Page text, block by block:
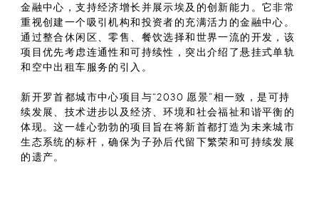
金融中心，支持经济增长并展示埃及的创新能力。它非常
重视创建一个吸引机构和投资者的充满活力的金融中心。
通过整合休闲区、零售、餐饮选择和世界一流的开发，该
项目优先考虑连通性和可持续性，突出介绍了悬挂式单轨
和空中出租车服务的引入。
新开罗首都城市中心项目与“2030 愿景”相一致，是可持
续发展、技术进步以及经济、环境和社会福祉和谐平衡的
体现。这一雄心勃勃的项目旨在将新首都打造为未来城市
生态系统的标杆，确保为子孙后代留下繁荣和可持续发展
的遗产。